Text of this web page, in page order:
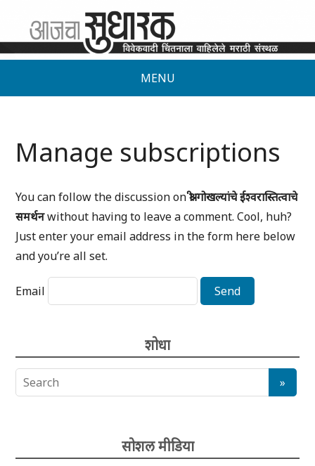
MENU
Manage subscriptions
You can follow the discussion onश्री. गोखल्यांचे ईश्वरास्तित्वाचे
समर्थनwithout having to leave a comment. Cool, huh?
Just enter your email address in the form here below
and you’re all set.
Email
शोधा
सोशल मीडिया